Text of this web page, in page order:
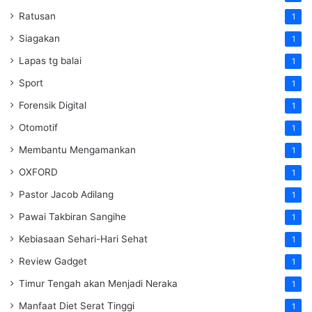
Ratusan 1
Siagakan 1
Lapas tg balai 1
Sport 1
Forensik Digital 1
Otomotif 1
Membantu Mengamankan 1
OXFORD 1
Pastor Jacob Adilang 1
Pawai Takbiran Sangihe 1
Kebiasaan Sehari-Hari Sehat 1
Review Gadget 1
Timur Tengah akan Menjadi Neraka 1
Manfaat Diet Serat Tinggi 1